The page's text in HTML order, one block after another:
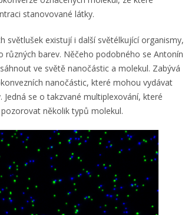
stanovované látky.
světlušek existují i další světélkující organismy,
různých barev. Něčeho podobného se Antonín
ve světě nanočástic a molekul. Zabývá
nanočástic, které mohou vydávat
Jedná se o takzvané multiplexování, které
několik typů molekul.